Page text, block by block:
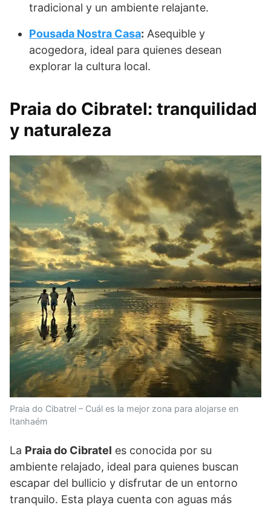
tradicional y un ambiente relajante.
Pousada Nostra Casa: Asequible y
acogedora, ideal para quienes desean
explorar la cultura local.
Praia do Cibratel: tranquilidad
y naturaleza
Praia do Cibatrel – Cuál es la mejor zona para alojarse en
Itanhaém
La Praia do Cibratel es conocida por su
ambiente relajado, ideal para quienes buscan
escapar del bullicio y disfrutar de un entorno
tranquilo. Esta playa cuenta con aguas más